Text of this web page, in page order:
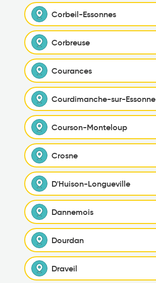
Corbeil-Essonnes
Corbreuse
Courances
Courdimanche-sur-Essonne
Courson-Monteloup
Crosne
D'Huison-Longueville
Dannemois
Dourdan
Draveil